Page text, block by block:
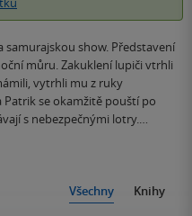
samurajskou show. Představení
můru. Zakuklení lupiči vtrhli
vytrhli mu z ruky
Patrik se okamžitě pouští po
s nebezpečnými lotry.…
Všechny Knihy